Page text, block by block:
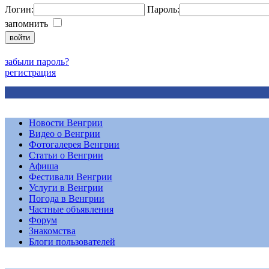
Логин:
Пароль:
запомнить
забыли пароль?
регистрация
Новости Венгрии
Видео о Венгрии
Фотогалерея Венгрии
Статьи о Венгрии
Афиша
Фестивали Венгрии
Услуги в Венгрии
Погода в Венгрии
Частные объявления
Форум
Знакомства
Блоги пользователей